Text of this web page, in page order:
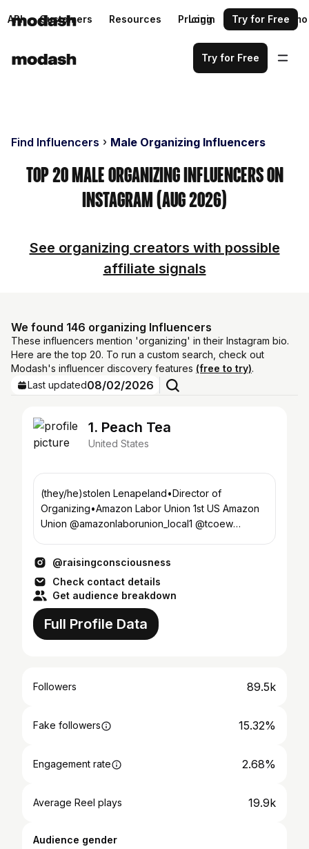
API Customers Resources Pricing Request a demo
Login Try for Free
Try for Free
Find Influencers Male Organizing Influencers
Top 20 Male Organizing Influencers on
Instagram (Aug 2026)
See organizing creators with possible
affiliate signals
We found 146 organizing Influencers
These influencers mention 'organizing' in their Instagram bio.
Here are the top 20. To run a custom search, check out
Modash's influencer discovery features (free to try).
Last updated08/02/2026
1. Peach Tea
United States
(they/he)stolen Lenapeland•Director of
Organizing•Amazon Labor Union 1st US Amazon
Union @amazonlaborunion_local1 @tcoew
@raisingconsciousness
Check contact details
Get audience breakdown
Full Profile Data
Followers 89.5k
Fake followers 15.32%
Engagement rate 2.68%
Average Reel plays 19.9k
Audience gender